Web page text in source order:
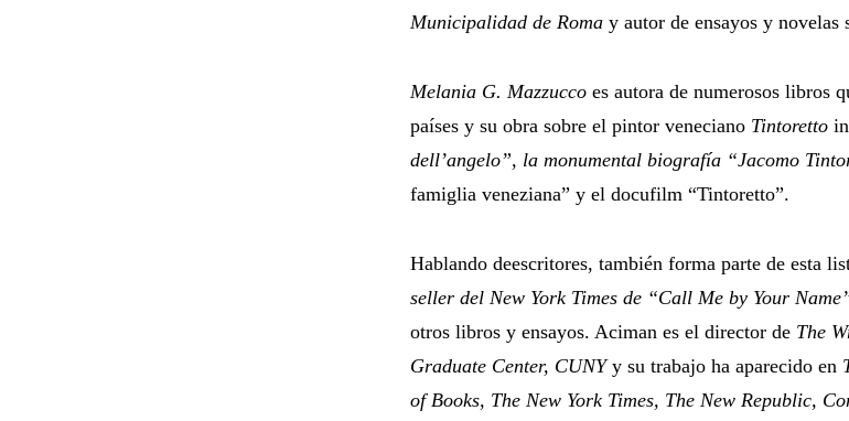
Municipalidad de Roma y autor de ensayos y novelas
Melania G. Mazzucco es autora de numerosos libros
países y su obra sobre el pintor veneciano Tintoretto
dell’angelo”, la monumental biografía “Jacomo
famiglia veneziana” y el docufilm “Tintoretto”.
Hablando deescritores, también forma parte de esta
seller del New York Times de “Call Me by Your
otros libros y ensayos. Aciman es el director de The
Graduate Center, CUNYy su trabajo ha aparecido en
of Books, The New York Times, The New Republic,